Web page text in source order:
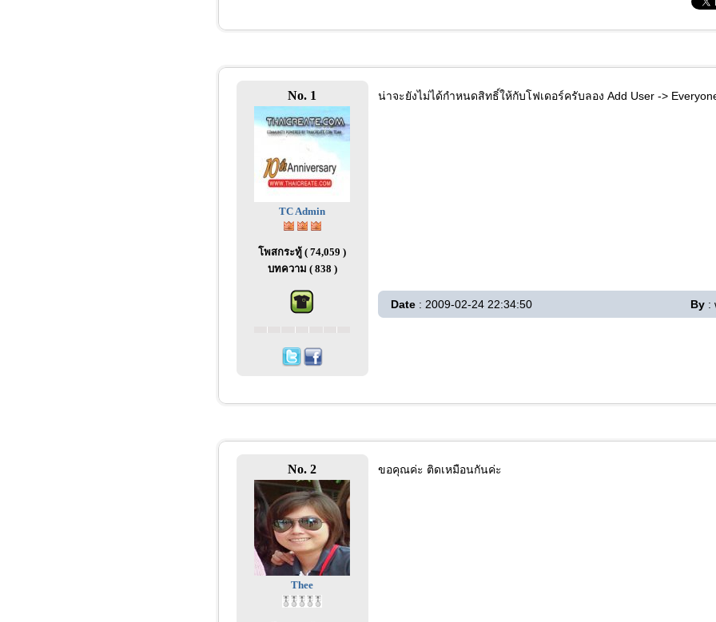
No. 1
TC Admin
โพสกระทู้ ( 74,059 )
บทความ ( 838 )
น่าจะยังไม่ได้กำหนดสิทธิ์ให้กับโฟเดอร์ครับลอง Add User ->
Date : 2009-02-24 22:34:50 By :
No. 2
Thee
ขอคุณค่ะ ติดเหมือนกันค่ะ